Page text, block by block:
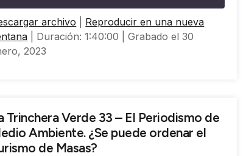
FEED RSS
COMPARTIR
ENLACE
archivo
Reproducir en una nueva
Duración: 1:40:00 |Grabado el 30
2023
Trinchera Verde 33 – El Periodismo de
Ambiente. ¿Se puede ordenar el
de Masas?